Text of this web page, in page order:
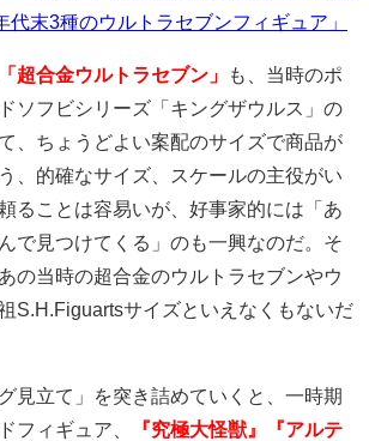
代末3種のウルトラセブンフィギュア」
「超合金ウルトラセブン」
も、当時のポ
ソフビシリーズ「キングザウルス」の
、ちょうどよい案配のサイズで商品が
、的確なサイズ、スケールの主役がい
ることは容易いが、好事家的には「あ
で見つけてくる」のも一興なのだ。そ
の当時の超合金のウルトラセブンやウ
S.H.Figuartsサイズといえなくもないだ
見立て」を突き詰めていくと、一時期
フィギュア、
『究極大怪獣』『アルテ